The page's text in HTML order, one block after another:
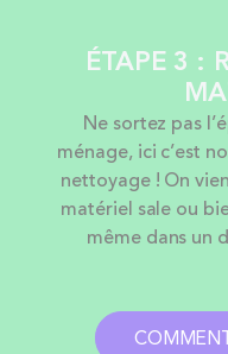
ÉTAPE 3 :
Ne sortez pas
ménage, ici c’est
nettoyage ! On
matériel sale ou
même dans un